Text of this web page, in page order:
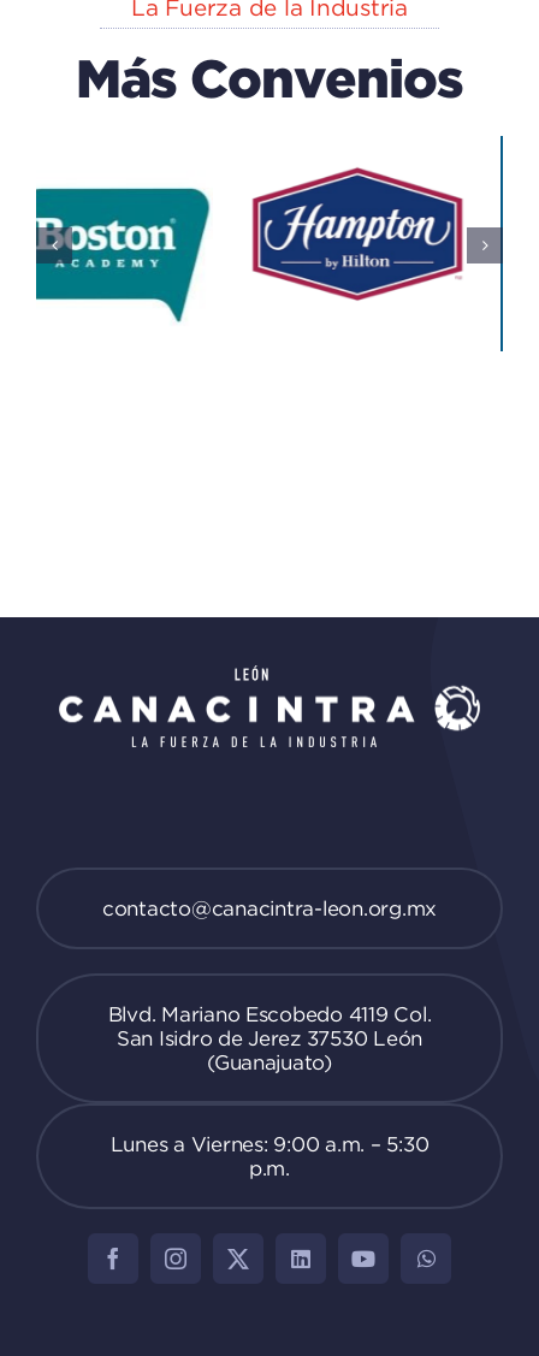
La Fuerza de la Industria
Más Convenios
CAPACK
Del IECA
Educación Educativo
EXPLORA
(centro
De
contacto@canacintra-leon.org.mx
Blvd. Mariano Escobedo 4119 Col.
San Isidro de Jerez 37530 León
(Guanajuato)
Lunes a Viernes: 9:00 a.m. – 5:30
p.m.